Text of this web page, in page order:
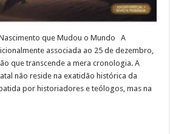
que Mudou o Mundo A
associada ao 25 de dezembro,
que transcende a mera cronologia. A
não reside na exatidão histórica da
por historiadores e teólogos, mas na